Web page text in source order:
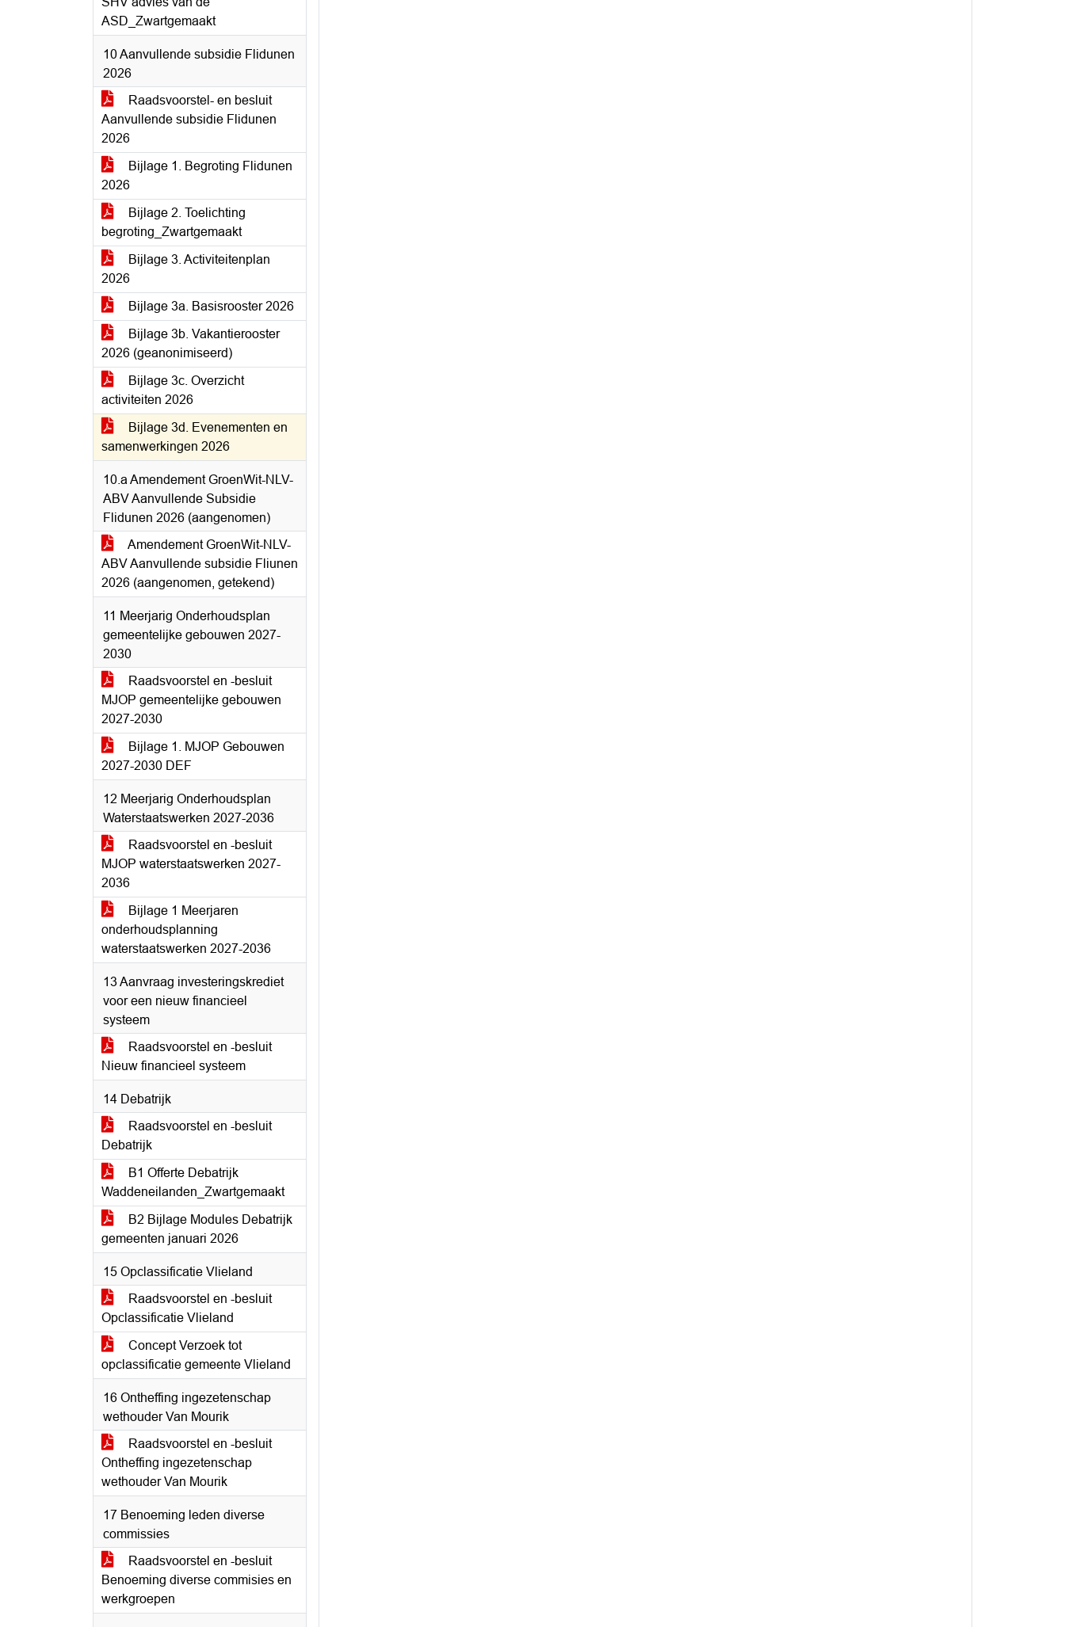
ASD_Zwartgemaakt
10 Aanvullende subsidie Flidunen
2026
Raadsvoorstel- en besluit
Aanvullende subsidie Flidunen
2026
Bijlage 1. Begroting Flidunen
2026
Bijlage 2. Toelichting
begroting_Zwartgemaakt
Bijlage 3. Activiteitenplan
2026
Bijlage 3a. Basisrooster 2026
Bijlage 3b. Vakantierooster
2026 (geanonimiseerd)
Bijlage 3c. Overzicht
activiteiten 2026
Bijlage 3d. Evenementen en
samenwerkingen 2026
10.a Amendement GroenWit-NLV-
ABV Aanvullende Subsidie
Flidunen 2026 (aangenomen)
Amendement GroenWit-NLV-
ABV Aanvullende subsidie Fliunen
2026 (aangenomen, getekend)
11 Meerjarig Onderhoudsplan
gemeentelijke gebouwen 2027-
2030
Raadsvoorstel en -besluit
MJOP gemeentelijke gebouwen
2027-2030
Bijlage 1. MJOP Gebouwen
2027-2030 DEF
12 Meerjarig Onderhoudsplan
Waterstaatswerken 2027-2036
Raadsvoorstel en -besluit
MJOP waterstaatswerken 2027-
2036
Bijlage 1 Meerjaren
onderhoudsplanning
waterstaatswerken 2027-2036
13 Aanvraag investeringskrediet
voor een nieuw financieel
systeem
Raadsvoorstel en -besluit
Nieuw financieel systeem
14 Debatrijk
Raadsvoorstel en -besluit
Debatrijk
B1 Offerte Debatrijk
Waddeneilanden_Zwartgemaakt
B2 Bijlage Modules Debatrijk
gemeenten januari 2026
15 Opclassificatie Vlieland
Raadsvoorstel en -besluit
Opclassificatie Vlieland
Concept Verzoek tot
opclassificatie gemeente Vlieland
16 Ontheffing ingezetenschap
wethouder Van Mourik
Raadsvoorstel en -besluit
Ontheffing ingezetenschap
wethouder Van Mourik
17 Benoeming leden diverse
commissies
Raadsvoorstel en -besluit
Benoeming diverse commisies en
werkgroepen